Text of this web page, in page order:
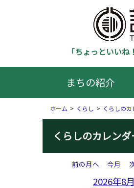
「ちょっといい
まちの紹介
ホーム くらし くらしのカ
くらしのカレンダ
前の月へ 今月
2026年8月